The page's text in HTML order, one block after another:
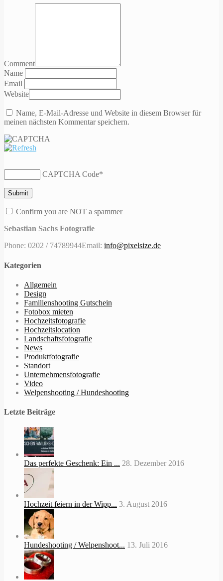
Comment
Name
Email
Website
Name, E-Mail-Adresse und Website in diesem Browser für
meinen nächsten Kommentar speichern.
CAPTCHA Code*
Confirm you are NOT a spammer
Sebastian Sachs Fotografie
Phone: 0202 / 74789944Email: info@pixelsize.de
Kategorien
Allgemein
Design
Familienshooting Gutschein
Fotobox mieten
Hochzeitsfotografie
Hochzeitslocation
Landschaftsfotografie
News
Produktfotografie
Standort
Unternehmensfotografie
Video
Welpenshooting / Hundeshooting
Letzte Beiträge
Das perfekte Geschenk: Ein ... 28. Dezember 2016
Hochzeit feiern in der Wipp... 3. August 2016
Hundeshooting / Welpenshoot... 13. Juli 2016